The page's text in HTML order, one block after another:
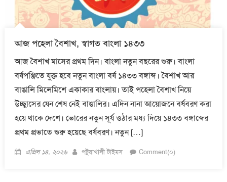
আজ পহেলা বৈশাখ, স্বাগত বাংলা ১৪৩৩
আজ বৈশাখ মাসের প্রথম দিন। বাংলা নতুন বছরের শুরু। বাংলা
বর্ষপঞ্জিতে যুক্ত হবে নতুন বাংলা বর্ষ ১৪৩৩ বঙ্গাব্দ। বৈশাখ আর
বাঙালি মিলেমিশে একাকার বাংলায়। তাই পহেলা বৈশাখ নিয়ে
উচ্ছ্বাসের যেন শেষ নেই বাঙালির। এদিন নানা আয়োজনে বর্ষবরণ করা
হয়ে থাকে দেশে। ভোরের নতুন সূর্য ওঠার মধ্য দিয়ে ১৪৩৩ বঙ্গাব্দের
প্রথম প্রভাতে শুরু হয়েছে বর্ষবরণ। নতুন […]
Posted
এপ্রিল ১৪, ২০২৬ Author
পটুয়াখালী টাইমস Comment(০)